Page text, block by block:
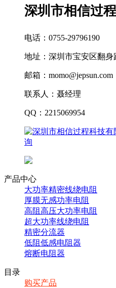
深圳市相信过
电话：0755-29796190
地址：深圳市宝安区翻身
邮箱：momo@jepsun.com
联系人：聂经理
QQ：2215069954
产品中心
大功率精密线绕电阻
厚膜无感功率电阻
高阻高压大功率电阻
超大功率线绕电阻
精密分流器
低阻低感电阻器
熔断电阻器
目录
购买产品